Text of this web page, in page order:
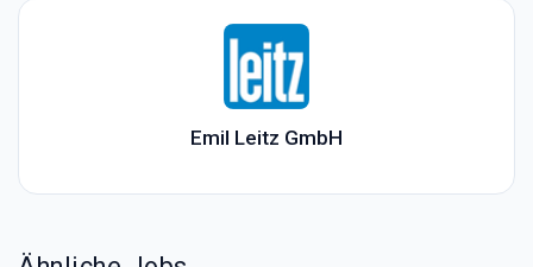
Emil Leitz GmbH